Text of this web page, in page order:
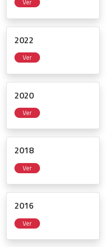
Ver
2022
Ver
2020
Ver
2018
Ver
2016
Ver